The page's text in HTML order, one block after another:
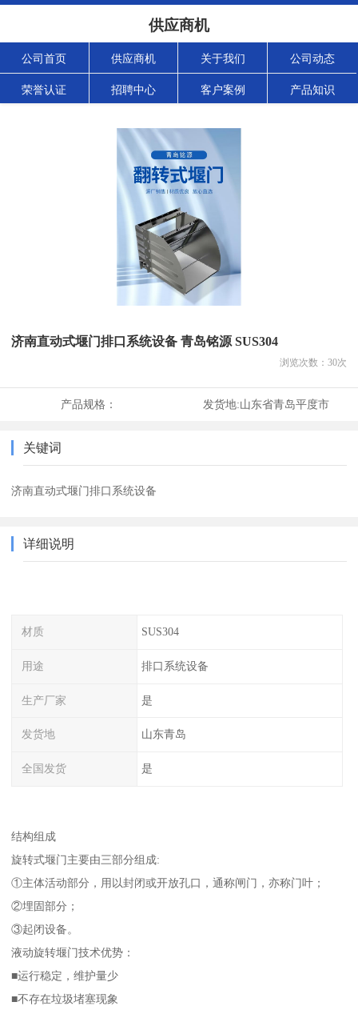
供应商机
公司首页 供应商机 关于我们 公司动态
荣誉认证 招聘中心 客户案例 产品知识
济南直动式堰门排口系统设备 青岛铭源 SUS304
浏览次数： 30次
产品规格： 发货地:山东省青岛平度市
关键词
济南直动式堰门排口系统设备
详细说明
材质 SUS304
用途 排口系统设备
生产厂家 是
发货地 山东青岛
全国发货 是
结构组成
旋转式堰门主要由三部分组成:
①主体活动部分，用以封闭或开放孔口，通称闸门，亦称门叶；
②埋固部分；
③起闭设备。
液动旋转堰门技术优势：
■运行稳定，维护量少
■不存在垃圾堵塞现象